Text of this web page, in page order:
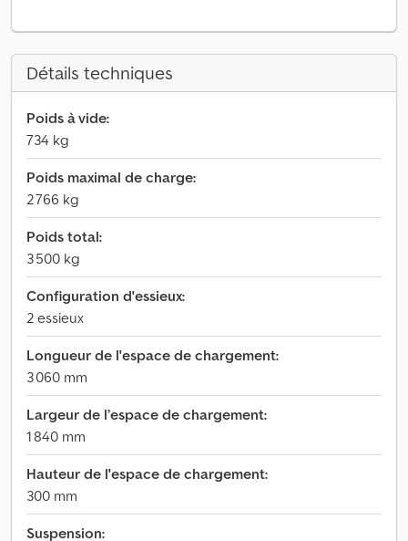
Détails techniques
Poids à vide:
734 kg
Poids maximal de charge:
2 766 kg
Poids total:
3 500 kg
Configuration d'essieux:
2 essieux
Longueur de l'espace de chargement:
3 060 mm
Largeur de l’espace de chargement:
1 840 mm
Hauteur de l'espace de chargement:
300 mm
Suspension: